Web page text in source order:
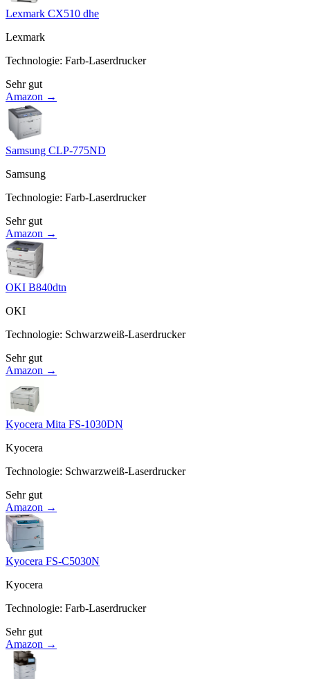
Lexmark CX510 dhe
Lexmark
Technologie: Farb-Laserdrucker
Sehr gut
Amazon →
Samsung CLP-775ND
Samsung
Technologie: Farb-Laserdrucker
Sehr gut
Amazon →
OKI B840dtn
OKI
Technologie: Schwarzweiß-Laserdrucker
Sehr gut
Amazon →
Kyocera Mita FS-1030DN
Kyocera
Technologie: Schwarzweiß-Laserdrucker
Sehr gut
Amazon →
Kyocera FS-C5030N
Kyocera
Technologie: Farb-Laserdrucker
Sehr gut
Amazon →